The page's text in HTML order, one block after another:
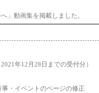
」動画集を掲載しました。
年12月28日までの受付分）
・イベントのページの修正